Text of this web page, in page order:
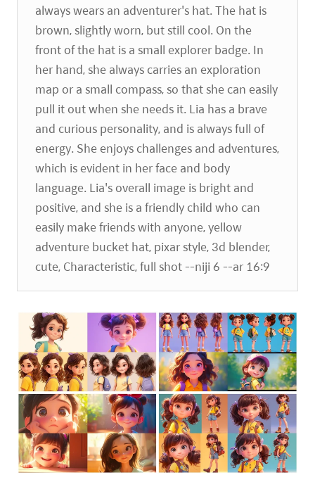
always wears an adventurer's hat. The hat is
brown, slightly worn, but still cool. On the
front of the hat is a small explorer badge. In
her hand, she always carries an exploration
map or a small compass, so that she can easily
pull it out when she needs it. Lia has a brave
and curious personality, and is always full of
energy. She enjoys challenges and adventures,
which is evident in her face and body
language. Lia's overall image is bright and
positive, and she is a friendly child who can
easily make friends with anyone, yellow
adventure bucket hat, pixar style, 3d blender,
cute, Characteristic, full shot --niji 6 --ar 16:9